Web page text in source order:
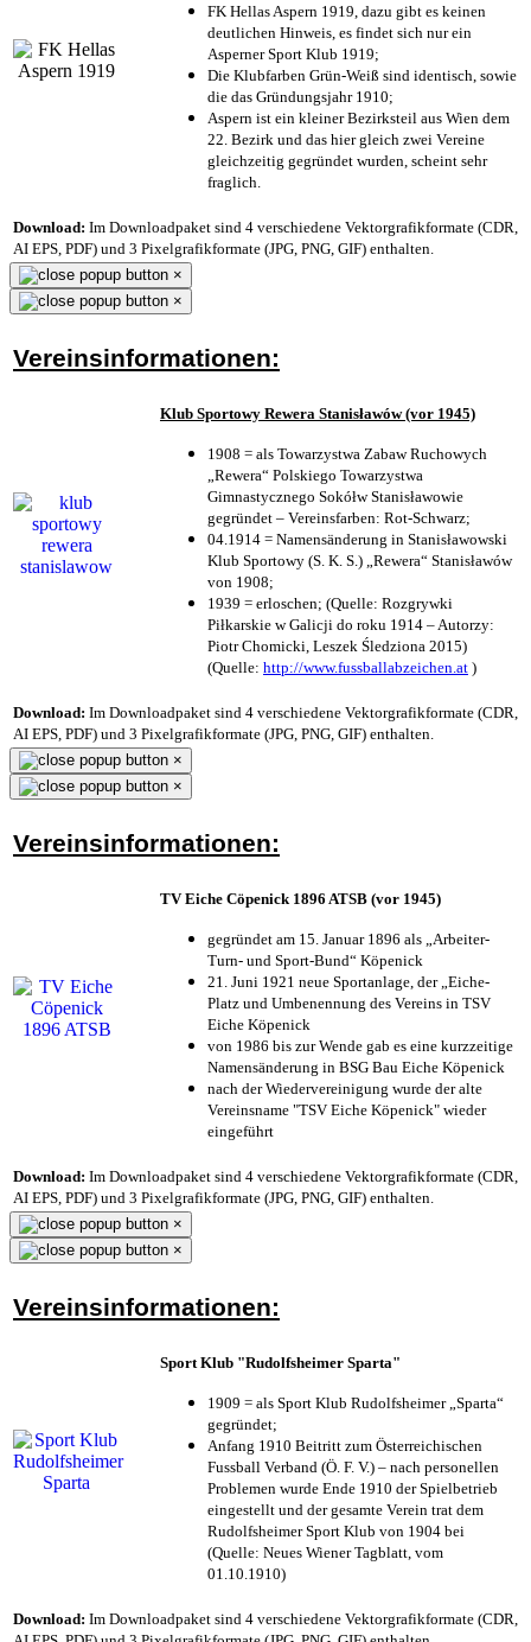
FK Hellas Aspern 1919, dazu gibt es keinen
deutlichen Hinweis, es findet sich nur ein
Asperner Sport Klub 1919;
Die Klubfarben Grün-Weiß sind identisch, sowie
die das Gründungsjahr 1910;
Aspern ist ein kleiner Bezirksteil aus Wien dem
22. Bezirk und das hier gleich zwei Vereine
gleichzeitig gegründet wurden, scheint sehr
fraglich.
Download: Im Downloadpaket sind 4 verschiedene Vektorgrafikformate (CDR,
AI EPS, PDF) und 3 Pixelgrafikformate (JPG, PNG, GIF) enthalten.
×
×
Vereinsinformationen:
Klub Sportowy Rewera Stanisławów (vor 1945)
1908 = als Towarzystwa Zabaw Ruchowych
„Rewera“ Polskiego Towarzystwa
Gimnastycznego Sokółw Stanisławowie
gegründet – Vereinsfarben: Rot-Schwarz;
04.1914 = Namensänderung in Stanisławowski
Klub Sportowy (S. K. S.) „Rewera“ Stanisławów
von 1908;
1939 = erloschen; (Quelle: Rozgrywki
Piłkarskie w Galicji do roku 1914 – Autorzy:
Piotr Chomicki, Leszek Śledziona 2015)
(Quelle: http://www.fussballabzeichen.at )
Download: Im Downloadpaket sind 4 verschiedene Vektorgrafikformate (CDR,
AI EPS, PDF) und 3 Pixelgrafikformate (JPG, PNG, GIF) enthalten.
×
×
Vereinsinformationen:
TV Eiche Cöpenick 1896 ATSB (vor 1945)
gegründet am 15. Januar 1896 als „Arbeiter-
Turn- und Sport-Bund“ Köpenick
21. Juni 1921 neue Sportanlage, der „Eiche-
Platz und Umbenennung des Vereins in TSV
Eiche Köpenick
von 1986 bis zur Wende gab es eine kurzzeitige
Namensänderung in BSG Bau Eiche Köpenick
nach der Wiedervereinigung wurde der alte
Vereinsname "TSV Eiche Köpenick" wieder
eingeführt
Download: Im Downloadpaket sind 4 verschiedene Vektorgrafikformate (CDR,
AI EPS, PDF) und 3 Pixelgrafikformate (JPG, PNG, GIF) enthalten.
×
×
Vereinsinformationen:
Sport Klub "Rudolfsheimer Sparta"
1909 = als Sport Klub Rudolfsheimer „Sparta“
gegründet;
Anfang 1910 Beitritt zum Österreichischen
Fussball Verband (Ö. F. V.) – nach personellen
Problemen wurde Ende 1910 der Spielbetrieb
eingestellt und der gesamte Verein trat dem
Rudolfsheimer Sport Klub von 1904 bei
(Quelle: Neues Wiener Tagblatt, vom
01.10.1910)
Download: Im Downloadpaket sind 4 verschiedene Vektorgrafikformate (CDR,